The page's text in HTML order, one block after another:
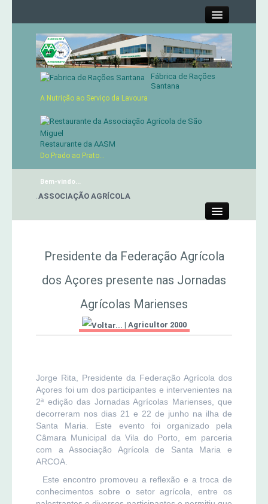
Contactos
Serviços
Concursos Micaelenses
Publicações AASM
Fábrica de Rações
Santana
A Nutrição ao Serviço da Lavoura
Restaurante da AASM
Do Prado ao Prato...
Bem-vindo...
DA ASSOCIAÇÃO AGRÍCOLA
MERCADO AGRÍCOLA DE SANTANA
Presidente da Federação Agrícola
dos Açores presente nas Jornadas
Agrícolas Marienses
| Agricultor 2000
Jorge Rita, Presidente da Federação Agrícola dos
Açores foi um dos participantes e intervenientes na
2ª edição das Jornadas Agrícolas Marienses, que
decorreram nos dias 21 e 22 de junho na ilha de
Santa Maria. Este evento foi organizado pela
Câmara Municipal da Vila do Porto, em parceria
com a Associação Agrícola de Santa Maria e
ARCOA.
Este encontro promoveu a reflexão e a troca de
conhecimentos sobre o setor agrícola, entre os